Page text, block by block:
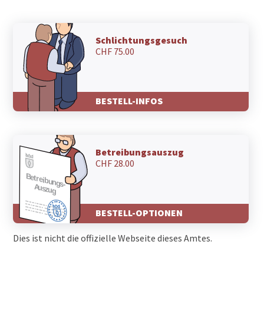
Schlichtungsgesuch
CHF 75.00
BESTELL-INFOS
Betreibungsauszug
CHF 28.00
BESTELL-OPTIONEN
Dies ist nicht die offizielle Webseite dieses Amtes.